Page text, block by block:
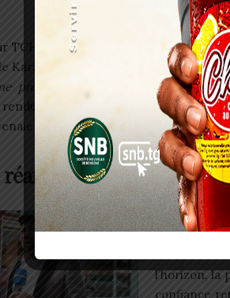
TCHABLE Koussanlegue,
Kara finance,
« il s’agit d’un symbole
promesse qui a été tenue envers
hommage aux membres de
dans la ville de Kara pour les
réaffirme son
Le
l’horizon, la
confiance